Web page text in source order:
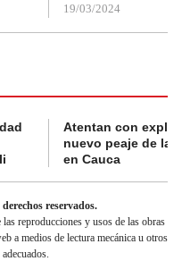
19/03/2024
Atentan con
nuevo peaje de la
en Cauca
reservados.
reproducciones y usos de las obras
a medios de lectura mecánica u otros